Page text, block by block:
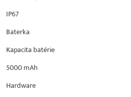
IP67
Baterka
Kapacita batérie
5000 mAh
Hardware